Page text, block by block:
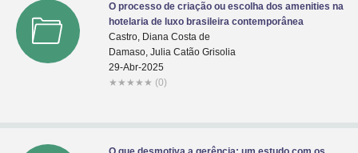
O processo de criação ou escolha dos amenities na
hotelaria de luxo brasileira contemporânea
Castro, Diana Costa de
Damaso, Julia Catão Grisolia
29-Abr-2025
★ ★ ★ ★ ★ (0)